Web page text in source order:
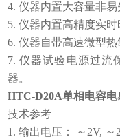
4. 仪器内置大容量非易
5. 仪器内置高精度实
6. 仪器自带高速微型
7. 仪器试验电源过流
器。
HTC-D20A单相电容电
技术参考
1. 输出电压： ～2V, ～